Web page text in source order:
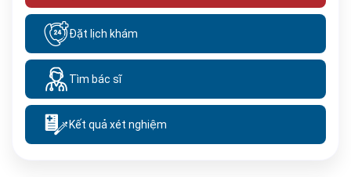
Đặt lịch khám
Tìm bác sĩ
Kết quả xét nghiệm